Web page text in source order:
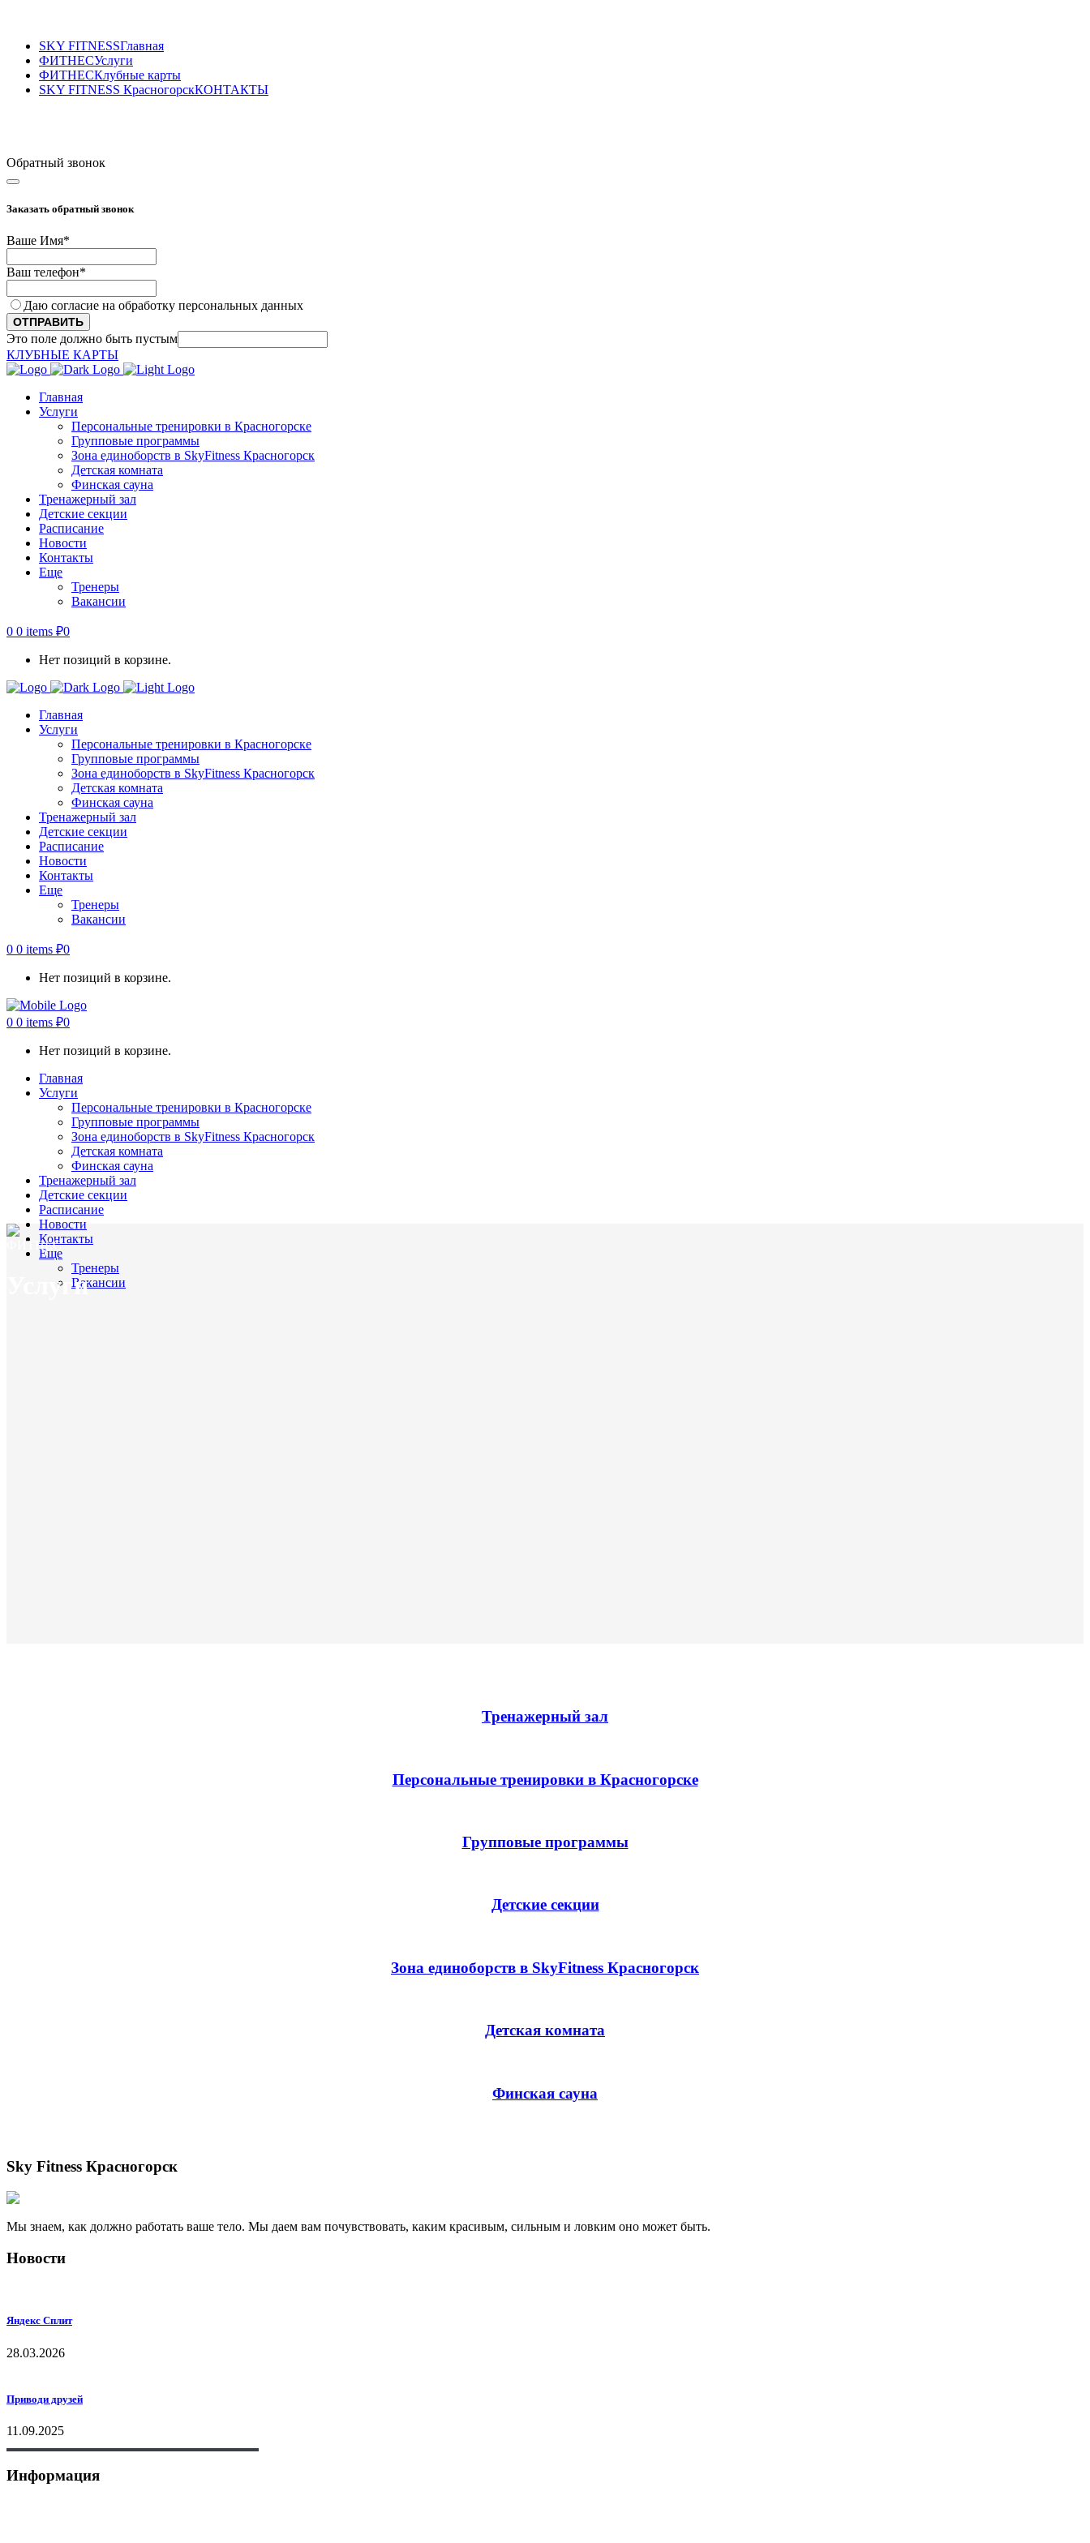
SKY FITNESSГлавная
ФИТНЕСУслуги
ФИТНЕСКлубные карты
SKY FITNESS КрасногорскКОНТАКТЫ
Обратный звонок
Заказать обратный звонок
Ваше Имя*
Ваш телефон*
Даю согласие на обработку персональных данных
ОТПРАВИТЬ
Это поле должно быть пустым
КЛУБНЫЕ КАРТЫ
Главная
Услуги
Персональные тренировки в Красногорске
Групповые программы
Зона единоборств в SkyFitness Красногорск
Детская комната
Финская сауна
Тренажерный зал
Детские секции
Расписание
Новости
Контакты
Еще
Тренеры
Вакансии
0 0 items ₽0
Нет позиций в корзине.
Главная
Услуги
Персональные тренировки в Красногорске
Групповые программы
Зона единоборств в SkyFitness Красногорск
Детская комната
Финская сауна
Тренажерный зал
Детские секции
Расписание
Новости
Контакты
Еще
Тренеры
Вакансии
0 0 items ₽0
Нет позиций в корзине.
0 0 items ₽0
Нет позиций в корзине.
Главная
Услуги
Персональные тренировки в Красногорске
Групповые программы
Зона единоборств в SkyFitness Красногорск
Детская комната
Финская сауна
Тренажерный зал
Детские секции
Расписание
Новости
Контакты
Еще
Тренеры
Вакансии
ФИТНЕС
Услуги
Тренажерный зал
Персональные тренировки в Красногорске
Групповые программы
Детские секции
Зона единоборств в SkyFitness Красногорск
Детская комната
Финская сауна
Sky Fitness Красногорск
Мы знаем, как должно работать ваше тело. Мы даем вам почувствовать, каким красивым, сильным и ловким оно может быть.
Новости
Яндекс Сплит
28.03.2026
Приводи друзей
11.09.2025
Информация